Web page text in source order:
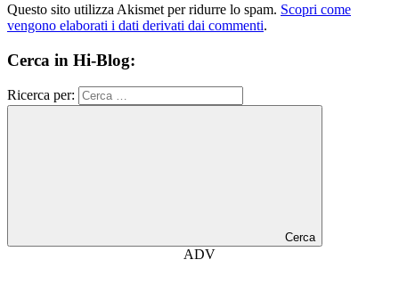
Questo sito utilizza Akismet per ridurre lo spam. Scopri come
vengono elaborati i dati derivati dai commenti.
Cerca in Hi-Blog:
Ricerca per:
Cerca
ADV